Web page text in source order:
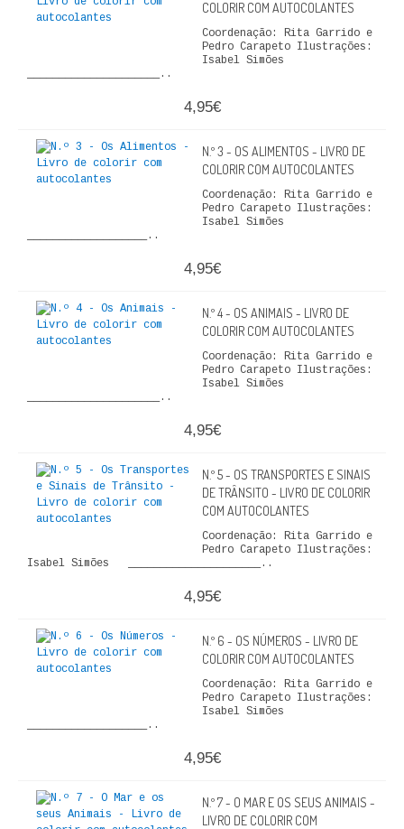
LITERATURA
LABIRINTOS DE EROS
NOVA BIBLIOTECA COSMOS
POLÍTICA
CIÊNCIA POLITICA
OUTROS TEMAS
QUEM SOMOS
CONTACTOS
COLORIR COM AUTOCOLANTES
Coordenação: Rita Garrido e
Pedro Carapeto Ilustrações:
Isabel Simões
_____________________..
4,95€
N.º 3 - OS ALIMENTOS - LIVRO DE
COLORIR COM AUTOCOLANTES
Coordenação: Rita Garrido e
Pedro Carapeto Ilustrações:
Isabel Simões
___________________..
4,95€
N.º 4 - OS ANIMAIS - LIVRO DE
COLORIR COM AUTOCOLANTES
Coordenação: Rita Garrido e
Pedro Carapeto Ilustrações:
Isabel Simões
_____________________..
4,95€
N.º 5 - OS TRANSPORTES E SINAIS
DE TRÂNSITO - LIVRO DE COLORIR
COM AUTOCOLANTES
Coordenação: Rita Garrido e
Pedro Carapeto Ilustrações:
Isabel Simões _____________________..
4,95€
N.º 6 - OS NÚMEROS - LIVRO DE
COLORIR COM AUTOCOLANTES
Coordenação: Rita Garrido e
Pedro Carapeto Ilustrações:
Isabel Simões
___________________..
4,95€
N.º 7 - O MAR E OS SEUS ANIMAIS -
LIVRO DE COLORIR COM